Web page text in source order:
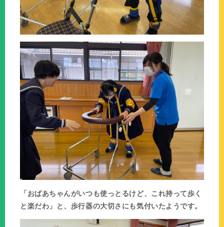
「おばあちゃんがいつも使っとるけど、これ持って歩く
と楽だわ」と、歩行器の大切さにも気付いたようです。